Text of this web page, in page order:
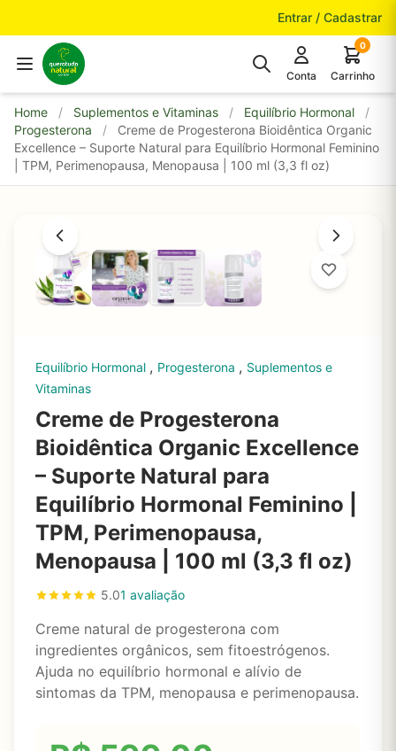
Entrar / Cadastrar
Conta
0
Carrinho
Home / Suplementos e Vitaminas / Equilíbrio Hormonal
/
Progesterona
/
Creme de Progesterona Bioidêntica Organic
Excellence – Suporte Natural para Equilíbrio Hormonal Feminino
| TPM, Perimenopausa, Menopausa | 100 ml (3,3 fl oz)
Equilíbrio Hormonal , Progesterona , Suplementos e
Vitaminas
Creme de Progesterona
Bioidêntica Organic Excellence
– Suporte Natural para
Equilíbrio Hormonal Feminino |
TPM, Perimenopausa,
Menopausa | 100 ml (3,3 fl oz)
5.01 avaliação
Creme natural de progesterona com
ingredientes orgânicos, sem fitoestrógenos.
Ajuda no equilíbrio hormonal e alívio de
sintomas da TPM, menopausa e perimenopausa.